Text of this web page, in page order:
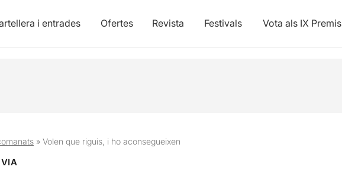
i entrades Ofertes Revista Festivals Vota als IX Premis
» Volen que riguis, i ho aconsegueixen